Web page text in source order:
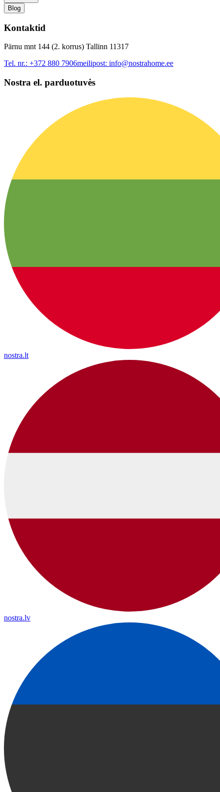
Blog
Kontaktid
Pärnu mnt 144 (2. korrus) Tallinn 11317
Tel. nr.: +372 880 7906meilipost: info@nostrahome.ee
Nostra el. parduotuvės
nostra.lt
nostra.lv